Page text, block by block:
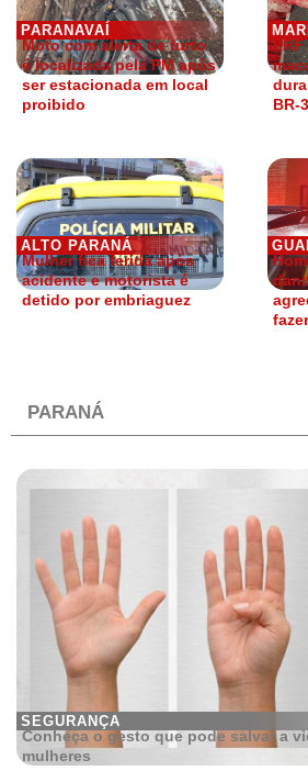
PARANAVAÍ
Moto com alerta de furto
é localizada pela PM após
ser estacionada em local
proibido
BR-
ALTO PARANÁ
Mulher fica ferida após
acidente e motorista é
detido por embriaguez
PARANÁ
SEGURANÇA
Conheça o gesto que pode salvar a
mulheres